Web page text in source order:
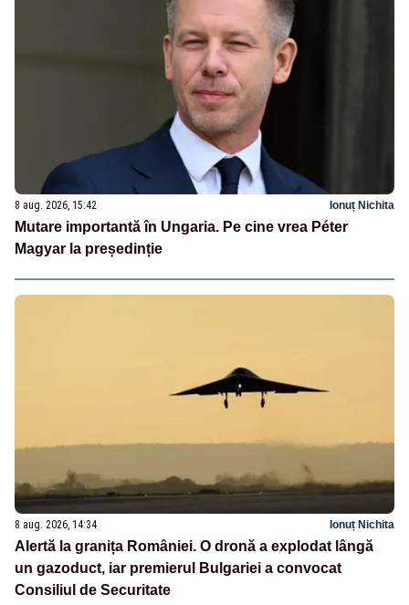
8 aug. 2026, 15:42 Ionuț Nichita
Mutare importantă în Ungaria. Pe cine vrea Péter
Magyar la președinție
8 aug. 2026, 14:34 Ionuț Nichita
Alertă la granița României. O dronă a explodat lângă
un gazoduct, iar premierul Bulgariei a convocat
Consiliul de Securitate